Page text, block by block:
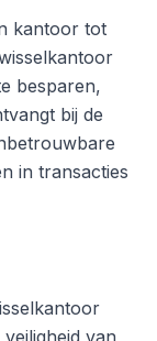
kantoor tot
besparen,
bij de
in transacties
van